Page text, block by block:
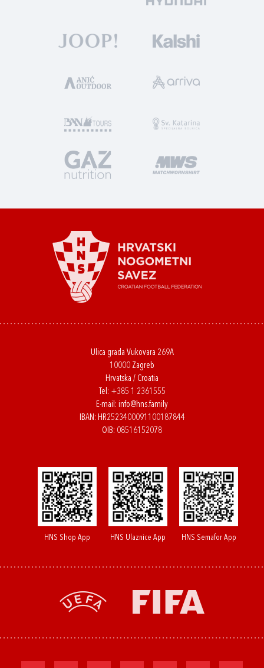
Ulica grada Vukovara 269A
10000 Zagreb
Hrvatska / Croatia
Tel: +385 1 2361555
E-mail: info@hns.family
IBAN: HR2523400091100187844
OIB: 08516152078
HNS Shop App HNS Ulaznice App HNS Semafor App